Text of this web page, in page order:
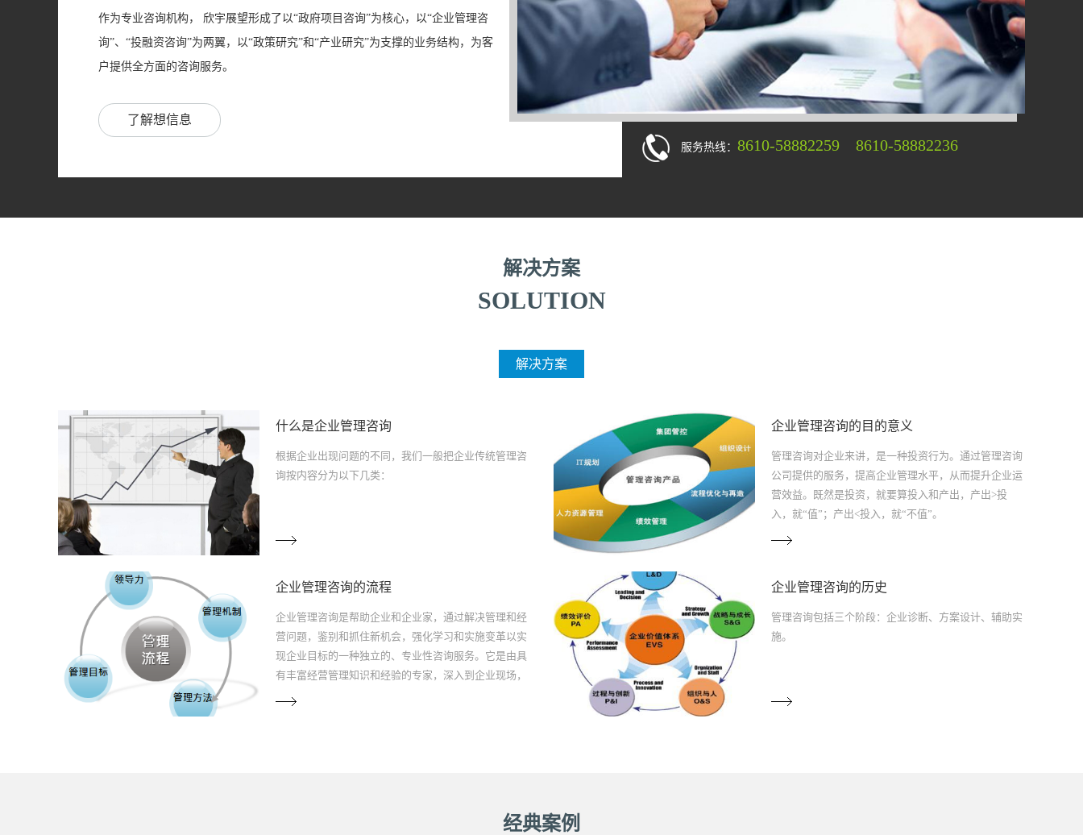
作为专业咨询机构， 欣宇展望形成了以“政府项目咨询”为核心，以“企业管理咨
询”、“投融资咨询”为两翼，以“政策研究”和“产业研究”为支撑的业务结构，为客
户提供全方面的咨询服务。
术与市场的结合具有较为深刻的理解，对国家科技政策、企业发展问题具有一定
的预见和较准确的把握，已经成功地为政府部门、企业客户提供了大量的咨询服
了解想信息
服务热线： 8610-58882259 8610-58882236
解决方案
SOLUTION
解决方案
什么是企业管理咨询
根据企业出现问题的不同，我们一般把企业传统管理咨
询按内容分为以下几类：
企业管理咨询的目的意义
管理咨询对企业来讲，是一种投资行为。通过管理咨询
公司提供的服务，提高企业管理水平，从而提升企业运
营效益。既然是投资，就要算投入和产出，产出>投
入，就“值”；产出<投入，就“不值”。
企业管理咨询的流程
企业管理咨询是帮助企业和企业家，通过解决管理和经
营问题，鉴别和抓住新机会，强化学习和实施变革以实
现企业目标的一种独立的、专业性咨询服务。它是由具
有丰富经营管理知识和经验的专家，深入到企业现场，
企业管理咨询的历史
管理咨询包括三个阶段：企业诊断、方案设计、辅助实
施。
经典案例